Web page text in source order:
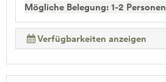
Mögliche Belegung: 1-2 Personen
Verfügbarkeiten anzeigen